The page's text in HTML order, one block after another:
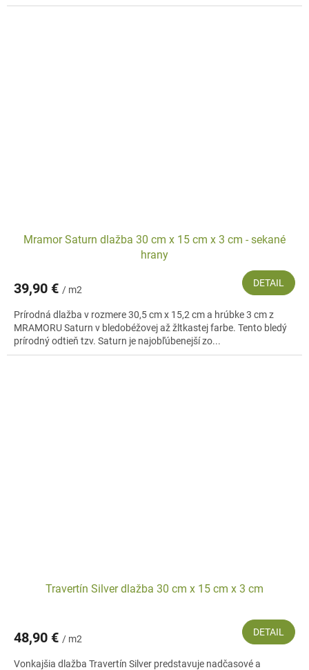
Mramor Saturn dlažba 30 cm x 15 cm x 3 cm - sekané
hrany
39,90 € / m2
DETAIL
Prírodná dlažba v rozmere 30,5 cm x 15,2 cm a hrúbke 3 cm z
MRAMORU Saturn v bledobéžovej až žltkastej farbe. Tento bledý
prírodný odtieň tzv. Saturn je najobľúbenejší zo...
Travertín Silver dlažba 30 cm x 15 cm x 3 cm
48,90 € / m2
DETAIL
Vonkajšia dlažba Travertín Silver predstavuje nadčasové a